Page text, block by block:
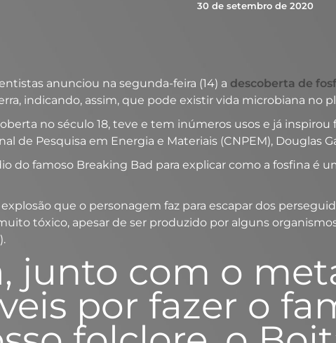
30 de setembro de 2020
anunciou na segunda-feira (14) a descoberta de
indicando, assim, que pode existir vida microbiana no
no século 18, teve e tem inúmeros usos e já
de Pesquisa em Energia e Materiais (CNPEM), Douglas
do famoso Breaking Bad para explicar como a fosfina é
que o personagem faz para escapar dos
tóxico, apesar de ser produzido por alguns
junto com o
por fazer o